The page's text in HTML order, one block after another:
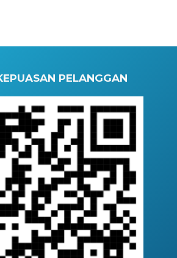
PELANGGAN